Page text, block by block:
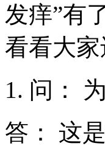
发痒”有
看看大
1. 问：
答： 这